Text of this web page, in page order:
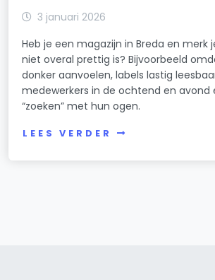
3 januari 2026
Heb je een magazijn in Breda en merk
niet overal prettig is? Bijvoorbeeld
donker aanvoelen, labels lastig
medewerkers in de ochtend en
“zoeken” met hun ogen.
LEES VERDER